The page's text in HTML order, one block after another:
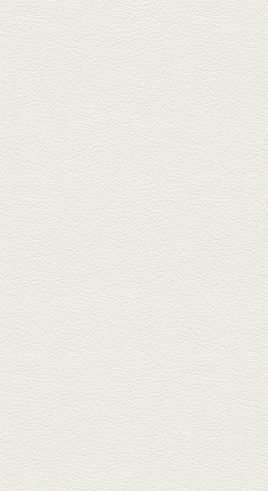
2026年1月30日放送
焼き餃子＆海老チリ
栄通りの路地奥、隠れ家的な店
『富富飯店 新市街酒家』へ。２
階に...
2026年1月9日放送
酢だこ＆焼ぎょうざ
健軍で人吉の有名店のぎょうざ
を！『松龍軒健軍店』で、味わ
いの刻...
2025年12月19日放送
おばんざい三種盛＆麻婆
豆腐
東区月出『中華酒場アガレヤ』
は、スパイスが効いた一味違う
中華が...
2025年11月28日放送
ごま鯛＆牛すじ大根
名店揃いの並木坂ドルハウスビ
ルに今年生まれた新たな名店、
『家庭...
2025年11月7日放送
贅沢馬刺し盛合せ＆極上
馬肉しゃぶしゃぶ
籠町通り『熊本郷土料理 酒ト肴
もなか』で熊本県産の馬肉料理
を！...
2025年10月17日放送
ヒレ焼き＆牛ひれ肉汁カ
レー
武蔵小路で人気の『ヒレ肉じゅ
んちゃん』へ。『銀ハイ』で乾
杯！ブ...
2025年9月26日放送